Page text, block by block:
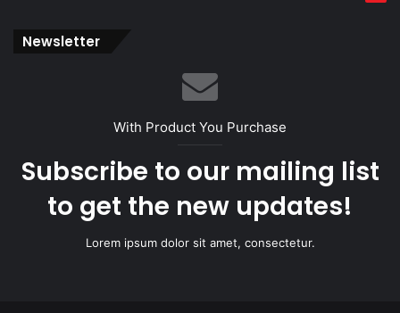
Newsletter
With Product You Purchase
Subscribe to our mailing list
to get the new updates!
Lorem ipsum dolor sit amet, consectetur.